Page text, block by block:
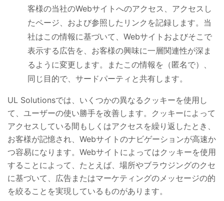
客様の当社のWebサイトへのアクセス、アクセスし
たページ、および参照したリンクを記録します。当
社はこの情報に基づいて、Webサイトおよびそこで
表示する広告を、お客様の興味に一層関連性が深ま
るように変更します。またこの情報を（匿名で）、
同じ目的で、サードパーティと共有します。
UL Solutionsでは、いくつかの異なるクッキーを使用し
て、ユーザーの使い勝手を改善します。クッキーによって
アクセスしている間もしくはアクセスを繰り返したとき、
お客様が記憶され、Webサイトのナビゲーションが高速か
つ容易になります。Webサイトによってはクッキーを使用
することによって、たとえば、場所やブラウジングのクセ
に基づいて、広告またはマーケティングのメッセージの的
を絞ることを実現しているものがあります。